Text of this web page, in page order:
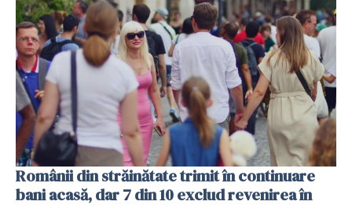
Românii din străinătate trimit în continuare
bani acasă, dar 7 din 10 exclud revenirea în